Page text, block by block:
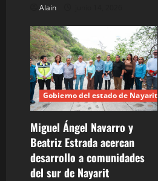
Alain
Gobierno del estado de Nayarit
Miguel Ángel Navarro y
Beatriz Estrada acercan
desarrollo a comunidades
del sur de Nayarit